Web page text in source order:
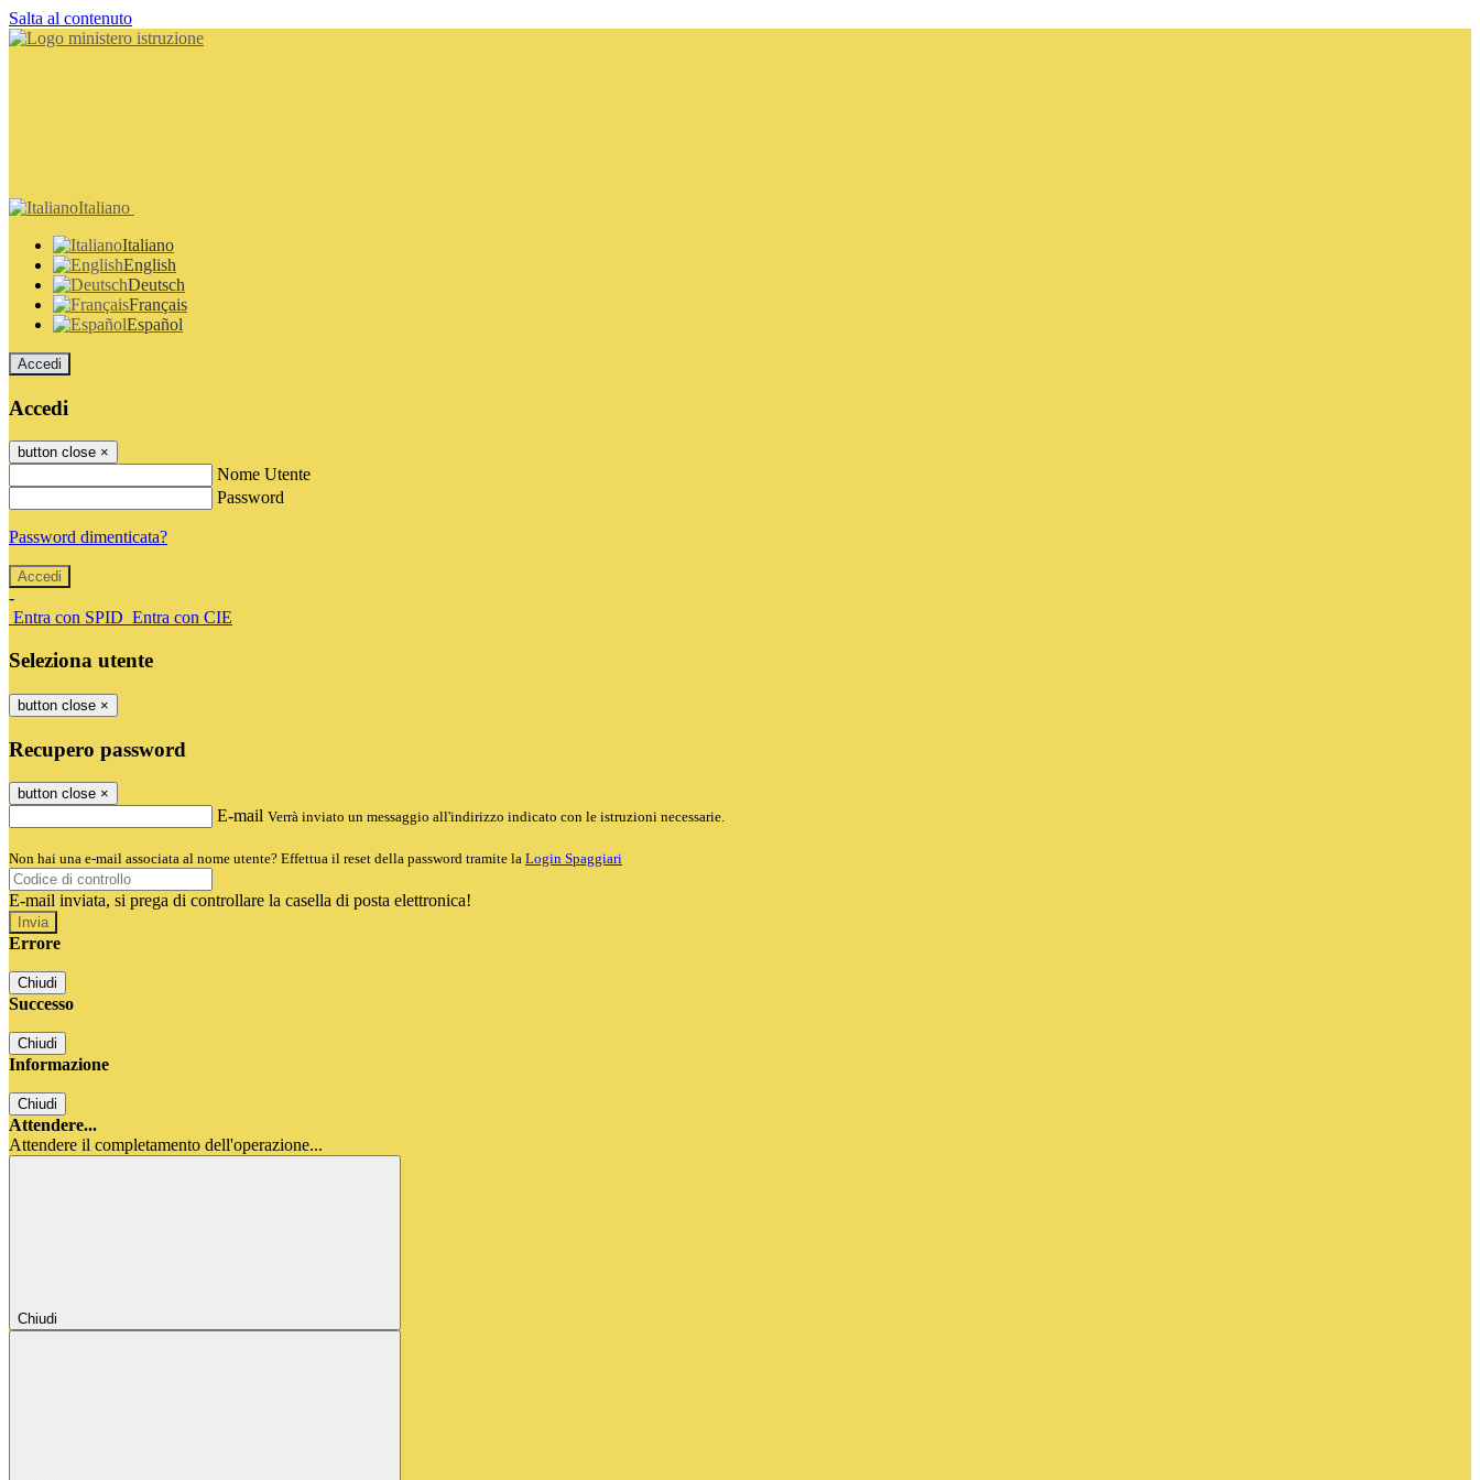
Salta al contenuto
Italiano
Italiano
English
Deutsch
Français
Español
Accedi
Accedi
button close ×
Nome Utente
Password
Password dimenticata?
-
Entra con SPID Entra con CIE
Seleziona utente
button close ×
Recupero password
button close ×
E-mail Verrà inviato un messaggio all'indirizzo indicato con le istruzioni necessarie.
Non hai una e-mail associata al nome utente? Effettua il reset della password tramite la Login Spaggiari
E-mail inviata, si prega di controllare la casella di posta elettronica!
Errore
Chiudi
Successo
Chiudi
Informazione
Chiudi
Attendere...
Attendere il completamento dell'operazione...
Chiudi